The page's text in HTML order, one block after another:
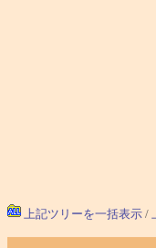
上記ツリーを一括表示 /